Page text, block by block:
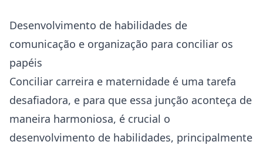
Desenvolvimento de habilidades de
comunicação e organização para conciliar os
papéis
Conciliar carreira e maternidade é uma tarefa
desafiadora, e para que essa junção aconteça de
maneira harmoniosa, é crucial o
desenvolvimento de habilidades, principalmente